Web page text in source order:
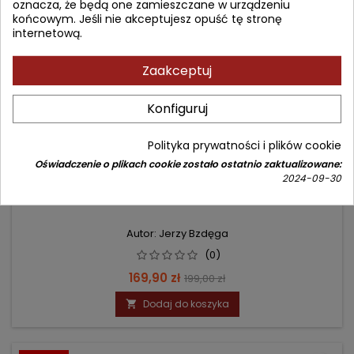
Autor: Jerzy Bzdęga
(0)
Cena
169,90 zł Cena
podstawowa
199,00 zł
 Dodaj do koszyka
oznacza, że będą one zamieszczane w urządzeniu
końcowym. Jeśli nie akceptujesz opuść tę stronę
internetową.
Zaakceptuj
Konfiguruj
Polityka prywatności i plików cookie
Oświadczenie o plikach cookie zostało ostatnio zaktualizowane:
2024-09-30